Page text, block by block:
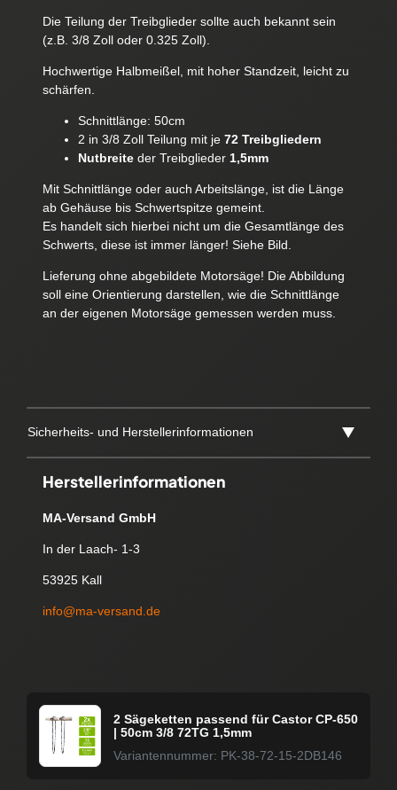
Die Teilung der Treibglieder sollte auch bekannt sein
(z.B. 3/8 Zoll oder 0.325 Zoll).
Hochwertige Halbmeißel, mit hoher Standzeit, leicht zu
schärfen.
Schnittlänge: 50cm
2 in 3/8 Zoll Teilung mit je 72 Treibgliedern
Nutbreiteder Treibglieder 1,5mm
Mit Schnittlänge oder auch Arbeitslänge, ist die Länge
ab Gehäuse bis Schwertspitze gemeint.
Es handelt sich hierbei nicht um die Gesamtlänge des
Schwerts, diese ist immer länger! Siehe Bild.
Lieferung ohne abgebildete Motorsäge! Die Abbildung
soll eine Orientierung darstellen, wie die Schnittlänge
an der eigenen Motorsäge gemessen werden muss.
Sicherheits- und Herstellerinformationen
Herstellerinformationen
MA-Versand GmbH
In der Laach- 1-3
53925 Kall
info@ma-versand.de
2 Sägeketten passend für Castor CP-650
| 50cm 3/8 72TG 1,5mm
Variantennummer: PK-38-72-15-2DB146